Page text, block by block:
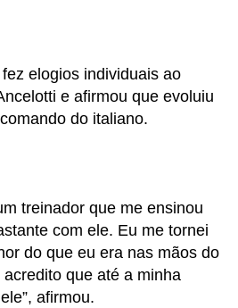
elogios individuais ao
e afirmou que evoluiu
do italiano.
treinador que me ensinou
com ele. Eu me tornei
do que eu era nas mãos do
que até a minha
afirmou.